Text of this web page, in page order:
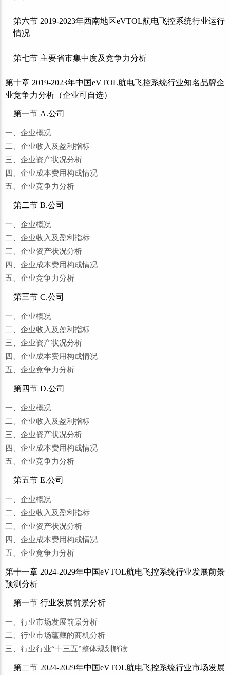
第六节 2019-2023年西南地区eVTOL航电飞控系统行业运行
情况
第七节 主要省市集中度及竞争力分析
第十章 2019-2023年中国eVTOL航电飞控系统行业知名品牌企
业竞争力分析（企业可自选）
第一节 A.公司
一、企业概况
二、企业收入及盈利指标
三、企业资产状况分析
四、企业成本费用构成情况
五、企业竞争力分析
第二节 B.公司
一、企业概况
二、企业收入及盈利指标
三、企业资产状况分析
四、企业成本费用构成情况
五、企业竞争力分析
第三节 C.公司
一、企业概况
二、企业收入及盈利指标
三、企业资产状况分析
四、企业成本费用构成情况
五、企业竞争力分析
第四节 D.公司
一、企业概况
二、企业收入及盈利指标
三、企业资产状况分析
四、企业成本费用构成情况
五、企业竞争力分析
第五节 E.公司
一、企业概况
二、企业收入及盈利指标
三、企业资产状况分析
四、企业成本费用构成情况
五、企业竞争力分析
第十一章 2024-2029年中国eVTOL航电飞控系统行业发展前景
预测分析
第一节 行业发展前景分析
一、行业市场发展前景分析
二、行业市场蕴藏的商机分析
三、行业行业“十三五”整体规划解读
第二节 2024-2029年中国eVTOL航电飞控系统行业市场发展